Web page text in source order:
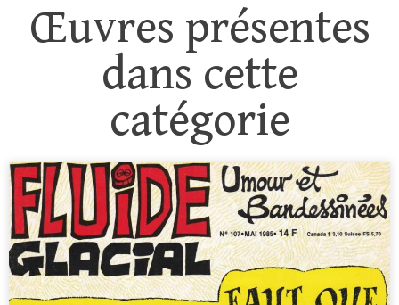
Œuvres présentes
dans cette
catégorie